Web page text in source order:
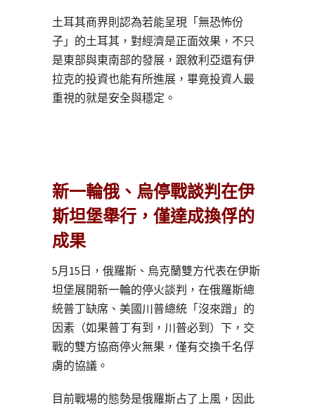
土耳其商界則認為若能呈現「無恐怖份
子」的土耳其，對經濟是正面效果，不只
是東部與東南部的發展，跟敘利亞還有伊
拉克的投資也能有所進展，畢竟投資人最
重視的就是安全與穩定。
新一輪俄、烏停戰談判在伊
斯坦堡舉行，僅達成換俘的
成果
5月15日，俄羅斯、烏克蘭雙方代表在伊斯
坦堡展開新一輪的停火談判，在俄羅斯總
統普丁缺席、美國川普總統「沒來蹭」的
因素（如果普丁有到，川普必到）下，交
戰的雙方協商停火無果，僅有交換千名俘
虜的協議。
目前戰場的態勢是俄羅斯占了上風，因此